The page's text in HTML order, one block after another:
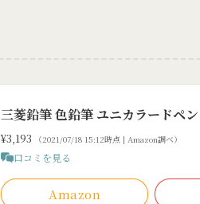
三菱鉛筆 色鉛筆 ユニカラードペ
¥3,193 （2021/07/18 15:12時点 | Amazon調べ）
口コミを見る
Amazon